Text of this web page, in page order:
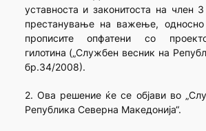
уставноста и законитоста на член
престанување на важење,
прописите опфатени со
гилотина („Службен весник на
бр.34/2008).
2. Ова решение ќе се објави во
Република Северна Македонија“.